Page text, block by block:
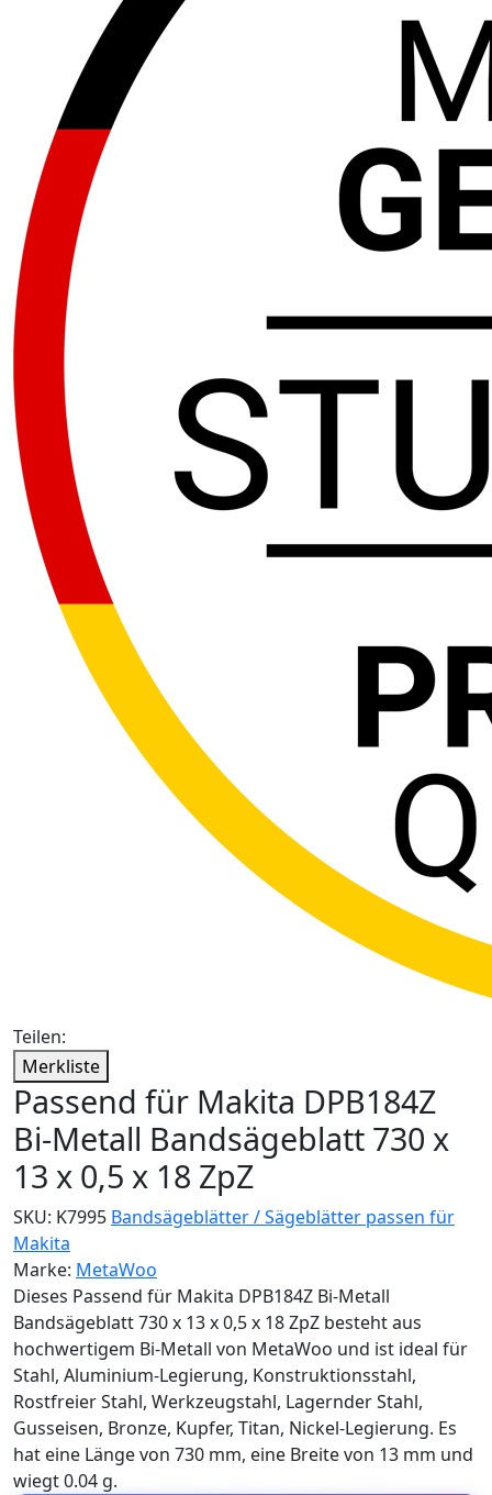
Teilen:
Merkliste
Passend für Makita DPB184Z
Bi-Metall Bandsägeblatt 730 x
13 x 0,5 x 18 ZpZ
SKU: K7995 Bandsägeblätter / Sägeblätter passen für
Makita
Marke: MetaWoo
Dieses Passend für Makita DPB184Z Bi-Metall
Bandsägeblatt 730 x 13 x 0,5 x 18 ZpZ besteht aus
hochwertigem Bi-Metall von MetaWoo und ist ideal für
Stahl, Aluminium-Legierung, Konstruktionsstahl,
Rostfreier Stahl, Werkzeugstahl, Lagernder Stahl,
Gusseisen, Bronze, Kupfer, Titan, Nickel-Legierung. Es
hat eine Länge von 730 mm, eine Breite von 13 mm und
wiegt 0.04 g.